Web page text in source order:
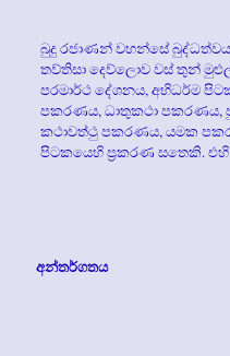
බුදු රජාණන් වහන්සේ
තව්තිසා දෙව්ලොව වස් තුන්
පරමාර්ථ දේශනය, අභිධර්ම
පකරණය, ධාතුකථා
කථාවත්ථු පකරණය, යමක
පිටකයෙහි ප්‍ර‍කරණ සතෙකි.
අන්තර්ගතය